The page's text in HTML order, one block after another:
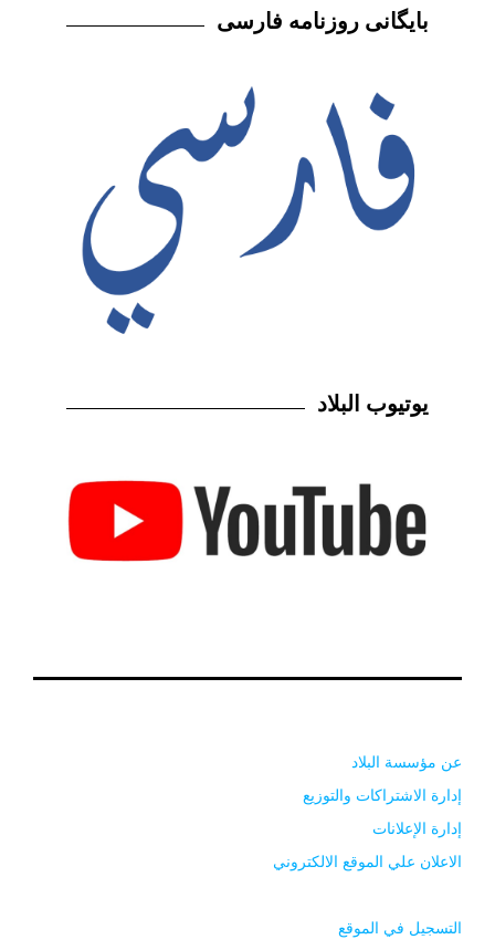
بایگانی روزنامه فارسی
يوتيوب البلاد
عن مؤسسة البلاد
إدارة الاشتراكات والتوزيع
إدارة الإعلانات
الاعلان علي الموقع الالكتروني
التسجيل في الموقع